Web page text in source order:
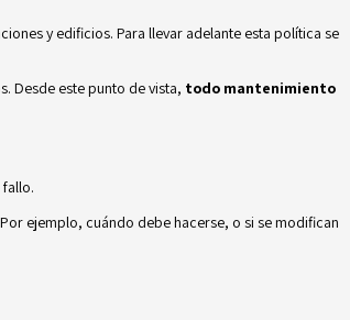
y edificios. Para llevar adelante esta política se
Desde este punto de vista, todo mantenimiento
ejemplo, cuándo debe hacerse, o si se modifican